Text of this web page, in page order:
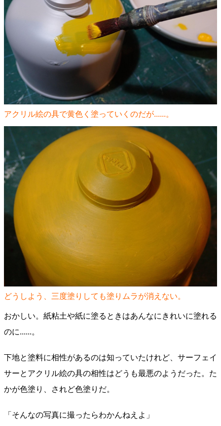
アクリル絵の具で黄色く塗っていくのだが......。
どうしよう、三度塗りしても塗りムラが消えない。
おかしい。紙粘土や紙に塗るときはあんなにきれいに塗れる
のに......。
下地と塗料に相性があるのは知っていたけれど、サーフェイ
サーとアクリル絵の具の相性はどうも最悪のようだった。た
かが色塗り、されど色塗りだ。
「そんなの写真に撮ったらわかんねえよ」